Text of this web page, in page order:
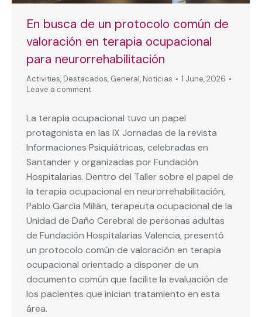
En busca de un protocolo común de
valoración en terapia ocupacional
para neurorrehabilitación
Activities, Destacados, General, Noticias
1 June, 2026
Leave a comment
La terapia ocupacional tuvo un papel
protagonista en las IX Jornadas de la revista
Informaciones Psiquiátricas, celebradas en
Santander y organizadas por Fundación
Hospitalarias. Dentro del Taller sobre el papel de
la terapia ocupacional en neurorrehabilitación,
Pablo García Millán, terapeuta ocupacional de la
Unidad de Daño Cerebral de personas adultas
de Fundación Hospitalarias Valencia, presentó
un protocolo común de valoración en terapia
ocupacional orientado a disponer de un
documento común que facilite la evaluación de
los pacientes que inician tratamiento en esta
área.